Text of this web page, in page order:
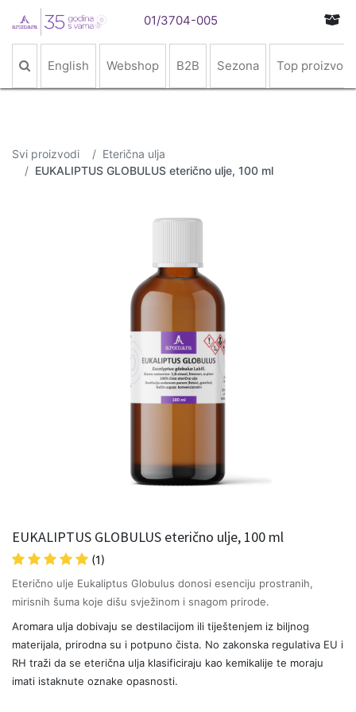
01/3704-005
English Webshop B2B Sezona Top proizvodi
Svi proizvodi
Eterična ulja
EUKALIPTUS GLOBULUS eterično ulje, 100 ml
EUKALIPTUS GLOBULUS eterično ulje, 100 ml
(1)
Eterično ulje Eukaliptus Globulus donosi esenciju prostranih,
mirisnih šuma koje dišu svježinom i snagom prirode.
Aromara ulja dobivaju se destilacijom ili tiještenjem iz biljnog
materijala, prirodna su i potpuno čista. No zakonska regulativa EU i
RH traži da se eterična ulja klasificiraju kao kemikalije te moraju
imati istaknute oznake opasnosti.